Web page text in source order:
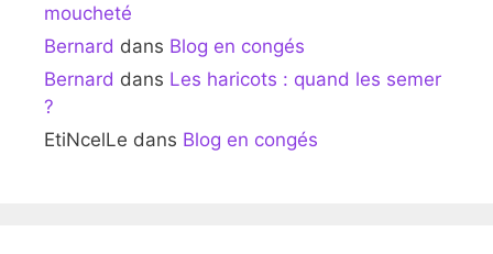
moucheté
Bernard dans Blog en congés
Bernard dans Les haricots : quand les semer
?
EtiNcelLe dans Blog en congés